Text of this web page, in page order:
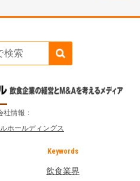
社情報：
ホールディングス
Keywords
飲食業界